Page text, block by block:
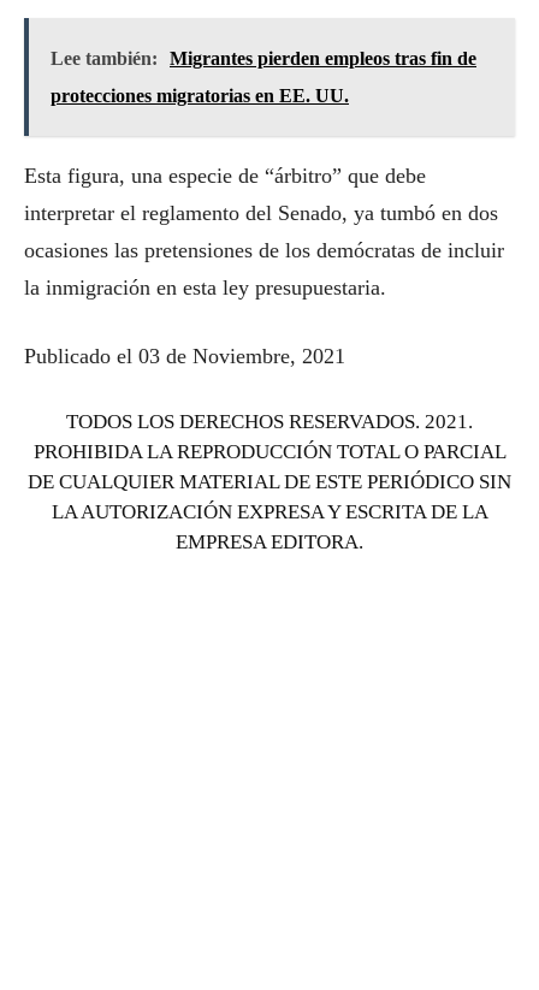
Lee también:
Migrantes pierden empleos tras fin de
protecciones migratorias en EE. UU.
Esta figura, una especie de “árbitro” que debe
interpretar el reglamento del Senado, ya tumbó en dos
ocasiones las pretensiones de los demócratas de incluir
la inmigración en esta ley presupuestaria.
Publicado el 03 de Noviembre, 2021
TODOS LOS DERECHOS RESERVADOS. 2021.
PROHIBIDA LA REPRODUCCIÓN TOTAL O PARCIAL
DE CUALQUIER MATERIAL DE ESTE PERIÓDICO SIN
LA AUTORIZACIÓN EXPRESA Y ESCRITA DE LA
EMPRESA EDITORA.